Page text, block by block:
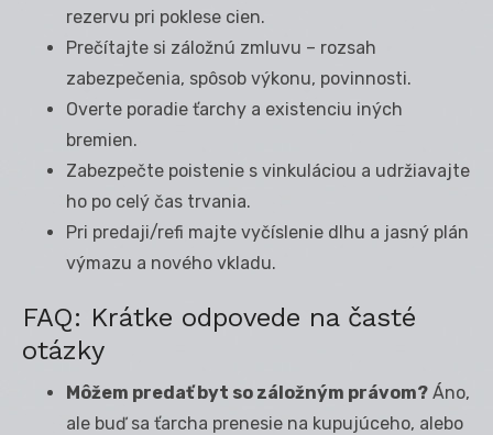
rezervu pri poklese cien.
Prečítajte si záložnú zmluvu – rozsah
zabezpečenia, spôsob výkonu, povinnosti.
Overte poradie ťarchy a existenciu iných
bremien.
Zabezpečte poistenie s vinkuláciou a udržiavajte
ho po celý čas trvania.
Pri predaji/refi majte vyčíslenie dlhu a jasný plán
výmazu a nového vkladu.
FAQ: Krátke odpovede na časté
otázky
Môžem predať byt so záložným právom? Áno,
ale buď sa ťarcha prenesie na kupujúceho, alebo